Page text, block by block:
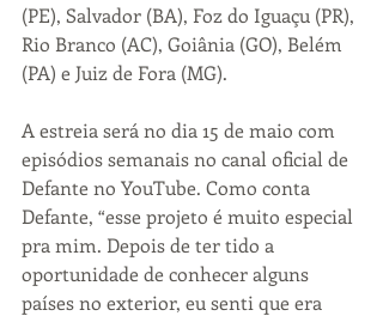
(PE), Salvador (BA), Foz do Iguaçu (PR),
Rio Branco (AC), Goiânia (GO), Belém
(PA) e Juiz de Fora (MG).
A estreia será no dia 15 de maio com
episódios semanais no canal oficial de
Defante no YouTube. Como conta
Defante, “esse projeto é muito especial
pra mim. Depois de ter tido a
oportunidade de conhecer alguns
países no exterior, eu senti que era